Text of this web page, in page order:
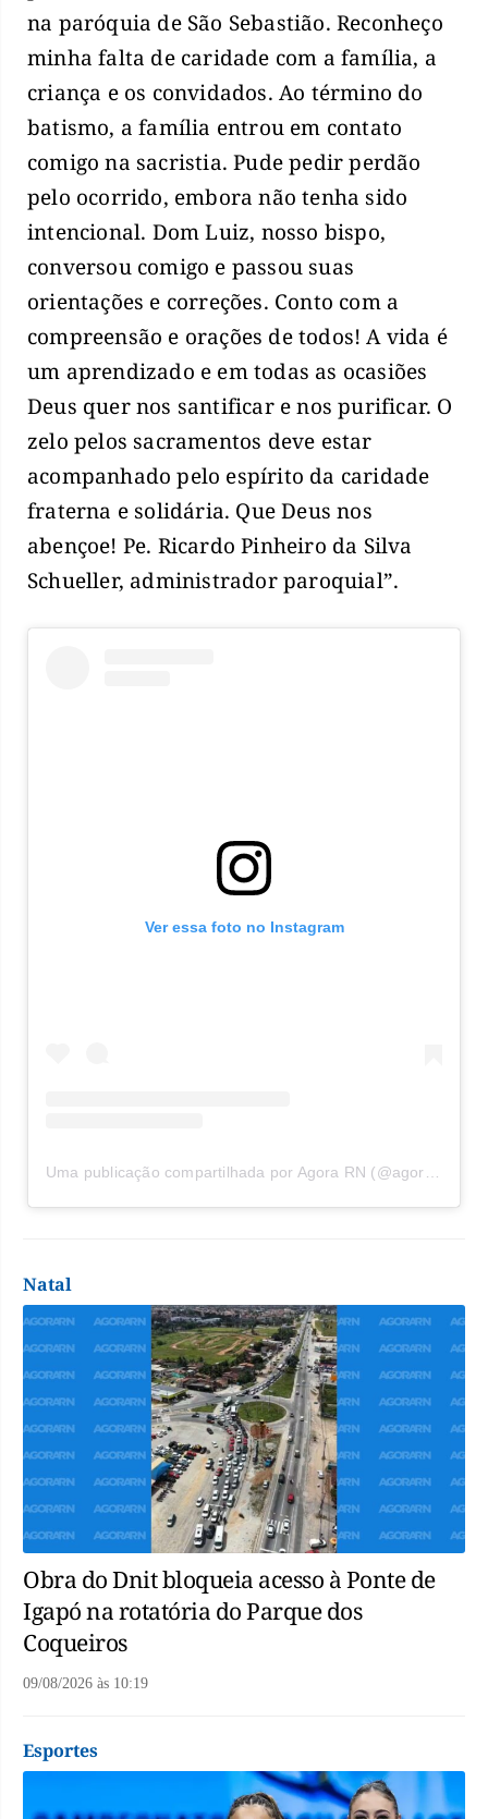
na paróquia de São Sebastião. Reconheço
minha falta de caridade com a família, a
criança e os convidados. Ao término do
batismo, a família entrou em contato
comigo na sacristia. Pude pedir perdão
pelo ocorrido, embora não tenha sido
intencional. Dom Luiz, nosso bispo,
conversou comigo e passou suas
orientações e correções. Conto com a
compreensão e orações de todos! A vida é
um aprendizado e em todas as ocasiões
Deus quer nos santificar e nos purificar. O
zelo pelos sacramentos deve estar
acompanhado pelo espírito da caridade
fraterna e solidária. Que Deus nos
abençoe! Pe. Ricardo Pinheiro da Silva
Schueller, administrador paroquial”.
Ver essa foto no Instagram
Natal
Obra do Dnit bloqueia acesso à Ponte de
Igapó na rotatória do Parque dos
Coqueiros
09/08/2026 às 10:19
Esportes